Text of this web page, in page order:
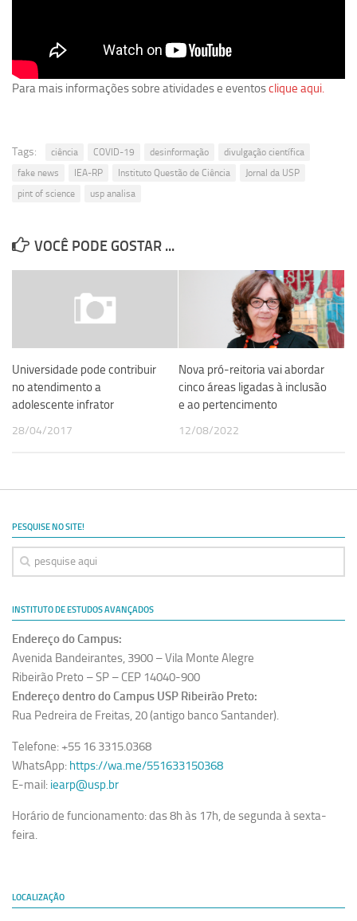
Espaço Cultural
Contato
Para mais informações sobre atividades e eventosclique aqui.
Tags: ciência COVID-19 desinformação
divulgação científica
fake news
IEA-RP Instituto Questão de Ciência
Jornal da USP
pint of science
usp analisa
VOCÊ PODE GOSTAR ...
Universidade pode contribuir
no atendimento a
adolescente infrator
28/04/2017
Nova pró-reitoria vai abordar
cinco áreas ligadas à inclusão
e ao pertencimento
12/08/2022
PESQUISE NO SITE!
INSTITUTO DE ESTUDOS AVANÇADOS
Endereço do Campus:
Avenida Bandeirantes, 3900 – Vila Monte Alegre
Ribeirão Preto – SP – CEP 14040-900
Endereço dentro do Campus USP Ribeirão Preto:
Rua Pedreira de Freitas, 20 (antigo banco Santander).
Telefone: +55 16 3315.0368
WhatsApp: https://wa.me/551633150368
E-mail: iearp@usp.br
Horário de funcionamento: das 8h às 17h, de segunda à sexta-
feira.
LOCALIZAÇÃO